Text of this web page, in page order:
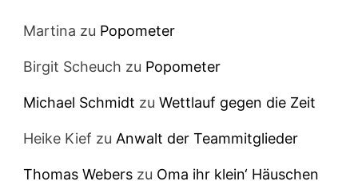
Martina zu Popometer
Birgit Scheuch zu Popometer
Michael Schmidt zuWettlauf gegen die Zeit
Heike Kief zu Anwalt der Teammitglieder
Thomas Webers zu Oma ihr klein‘ Häuschen